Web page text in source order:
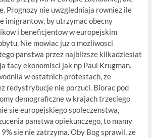
Prognozy nie uwzgledniaja rowniez ile
imigrantow, by utrzymac obecny
i beneficjentow w europejskim
Nie mowiac juz o mozliwosci
panstwa przez najblizsze kilkadziesiat
tacy ekonomisci jak np Paul Krugman.
w ostatnich protestach, ze
redystrybucje nie porzuci. Biorac pod
demograficzne w krajach trzeciego
sie europejskiego spoleczenstwa,
panstwa opiekunczego, to mamy
9% sie nie zatrzyma. Oby Bog sprawil, ze